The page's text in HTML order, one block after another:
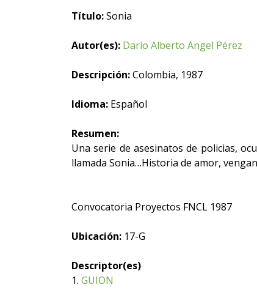
Título:Sonia
Autor(es): Darío Alberto Angel Pérez
Descripción:Colombia, 1987
Idioma: Español
Resumen:
Una serie de asesinatos de policias,
llamada Sonia…Historia de amor,
Convocatoria Proyectos FNCL 1987
Ubicación: 17-G
Descriptor(es)
1. GUION